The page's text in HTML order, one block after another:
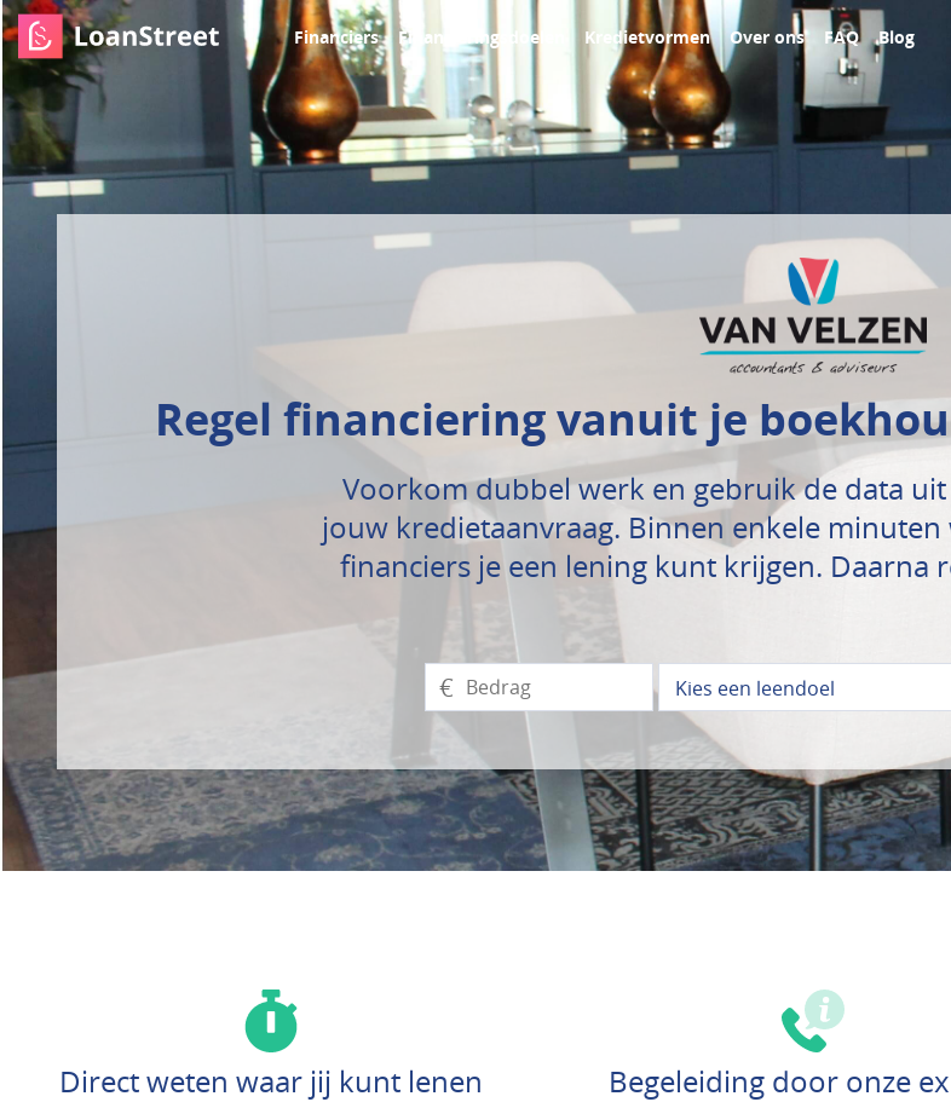
Financiers Financieringsdoelen Kredietvormen Over ons FAQ Blog
Regel financiering vanuit je
Voorkom dubbel werk en gebruik de data
jouw kredietaanvraag. Binnen enkele
financiers je een lening kunt krijgen. Daarna
€ Kies een leendoel
Direct weten waar jij kunt lenen Begeleiding door onze